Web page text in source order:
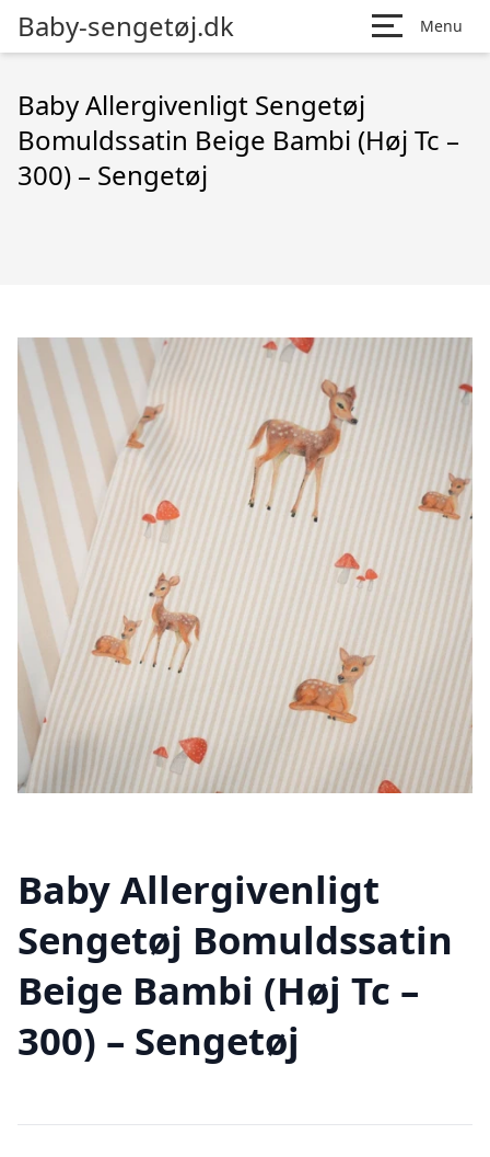
Baby-sengetøj.dk Menu
Baby Allergivenligt Sengetøj
Bomuldssatin Beige Bambi (Høj Tc –
300) – Sengetøj
Baby Allergivenligt
Sengetøj Bomuldssatin
Beige Bambi (Høj Tc –
300) – Sengetøj